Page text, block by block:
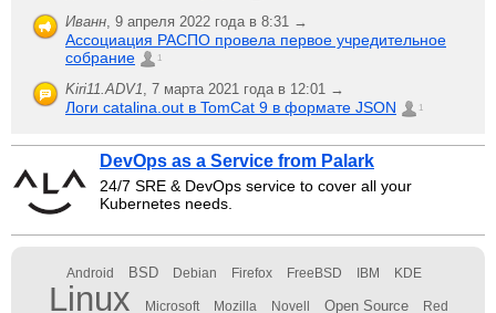
Иванн, 9 апреля 2022 года в 8:31 →
Ассоциация РАСПО провела первое учредительное
собрание
1
Kiri11.ADV1, 7 марта 2021 года в 12:01 →
Логи catalina.out в TomCat 9 в формате JSON 1
DevOps as a Service from Palark
24/7 SRE & DevOps service to cover all your
Kubernetes needs.
Android BSD Debian Firefox FreeBSD IBM KDE
Linux Microsoft Mozilla Novell Open Source Red